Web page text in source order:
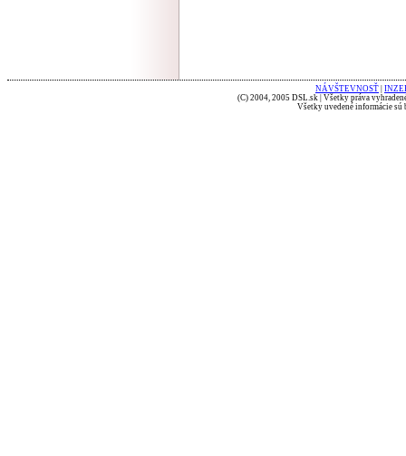
NÁVŠTEVNOSŤ
(C) 2004, 2005 DSL.sk | Všetky práva
Všetky uvedené informácie sú